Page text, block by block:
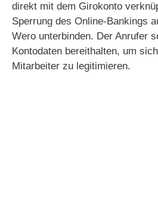
direkt mit dem Girokonto
Sperrung des Online-Bankings
Wero unterbinden. Der Anrufer
Kontodaten bereithalten, um
Mitarbeiter zu legitimieren.